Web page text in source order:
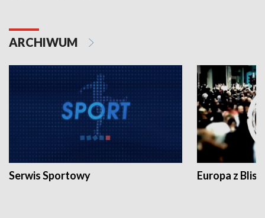
ARCHIWUM
Serwis Sportowy Europa z